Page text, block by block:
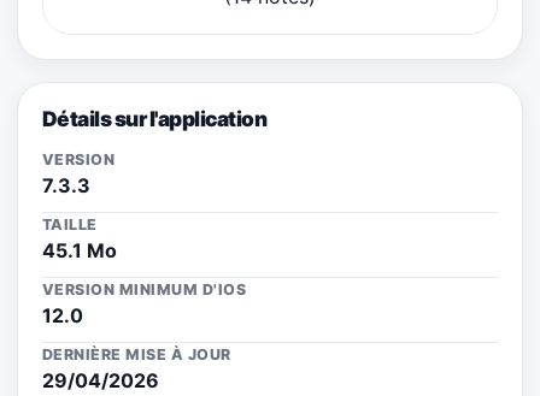
Détails sur l'application
VERSION
7.3.3
TAILLE
45.1 Mo
VERSION MINIMUM D'IOS
12.0
DERNIÈRE MISE À JOUR
29/04/2026